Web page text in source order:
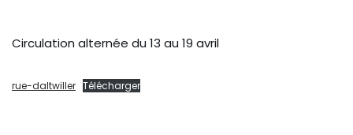
Circulation alternée du 13 au 19 avril
rue-daltwiller Télécharger